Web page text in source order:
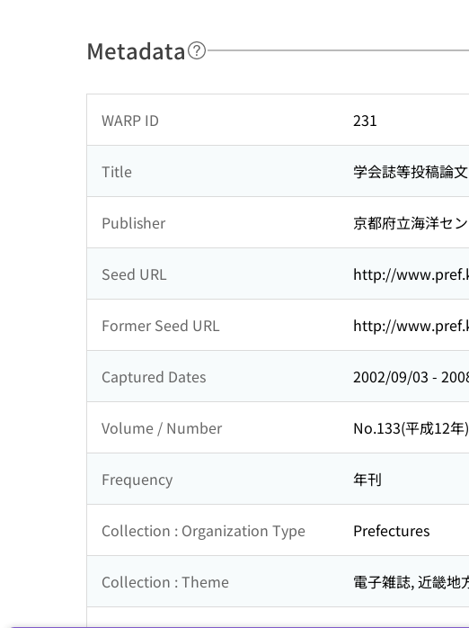
Metadata
WARP ID 231
Title 学会誌等投稿論文
Publisher 京都府立海洋セ
Seed URL http://
Former Seed URL http://
Captured Dates 2002/09/03 -
Volume / Number No.133(平成12
Frequency 年刊
Collection : Organization Type Prefectures
Collection : Theme 電子雑誌,近畿地